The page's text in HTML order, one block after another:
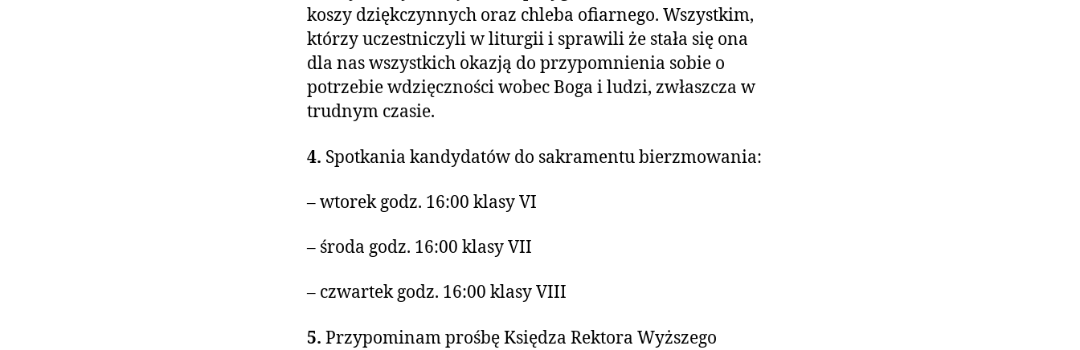
koszy dziękczynnych oraz chleba ofiarnego. Wszystkim,
którzy uczestniczyli w liturgii i sprawili że stała się ona
dla nas wszystkich okazją do przypomnienia sobie o
potrzebie wdzięczności wobec Boga i ludzi, zwłaszcza w
trudnym czasie.
4. Spotkania kandydatów do sakramentu bierzmowania:
– wtorek godz. 16:00 klasy VI
– środa godz. 16:00 klasy VII
– czwartek godz. 16:00 klasy VIII
5. Przypominam prośbę Księdza Rektora Wyższego